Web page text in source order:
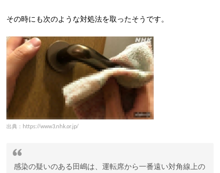
その時にも次のような対処法を取ったそうです。
出典：https://www3.nhk.or.jp/
感染の疑いのある田嶋は、運転席から一番遠い対角線上の